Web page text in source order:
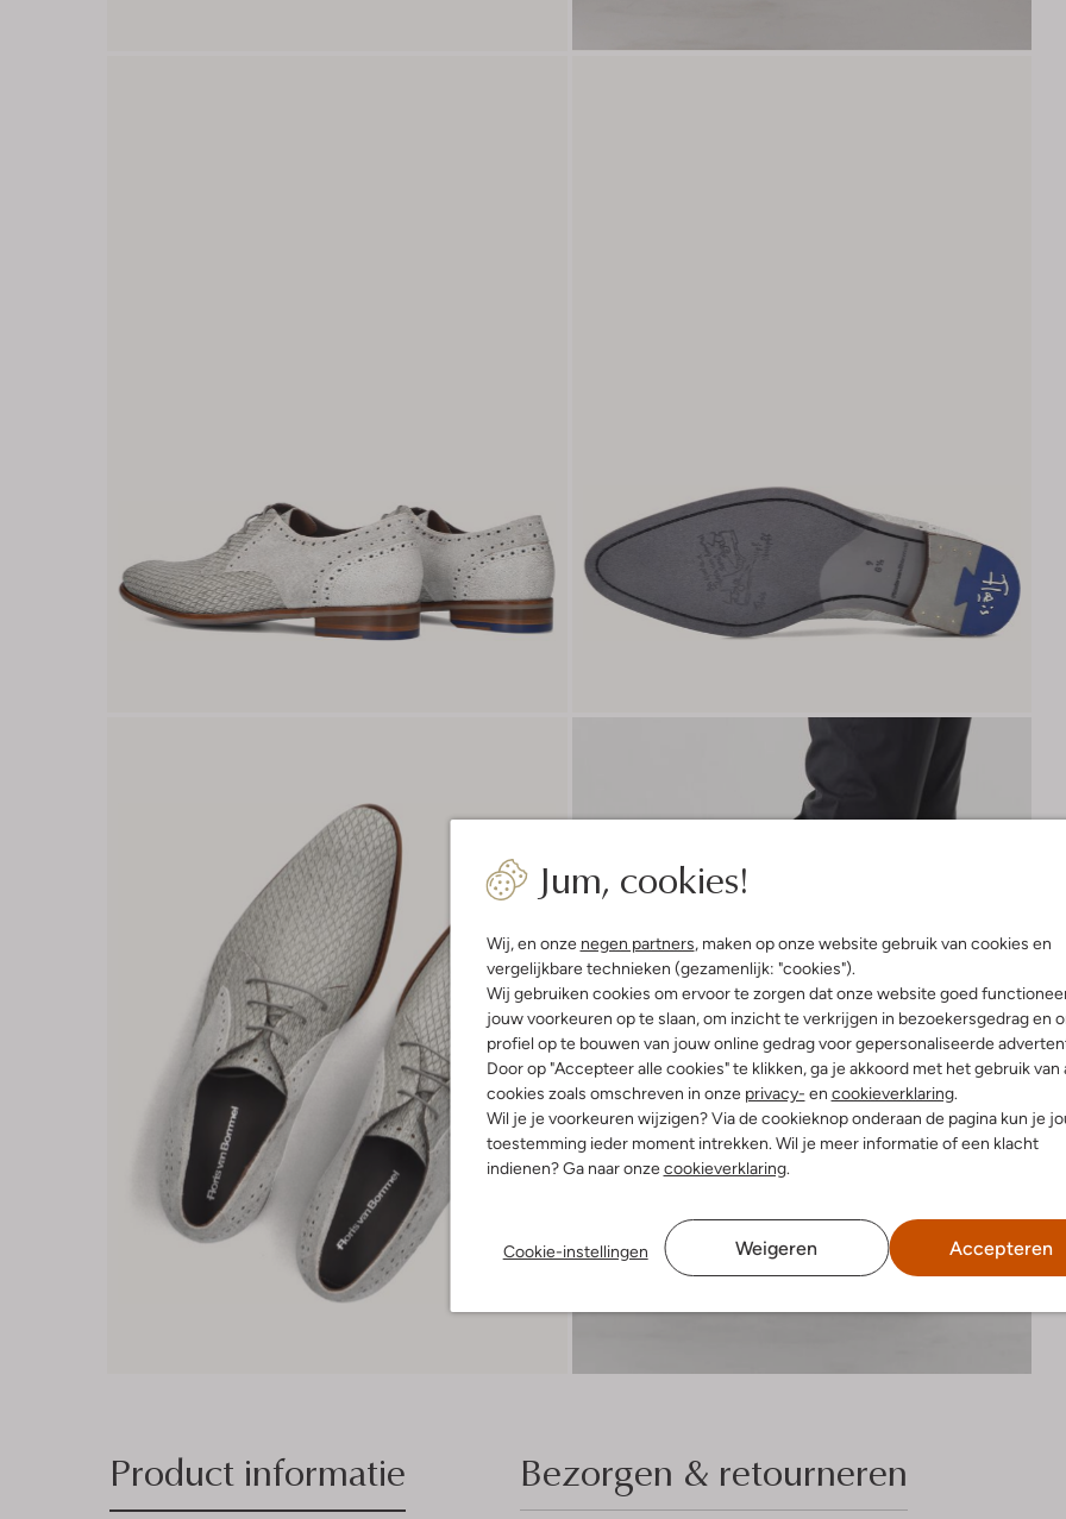
Jum, cookies!
Wij, en onze negen partners, maken op onze website gebruik van cookies en
vergelijkbare technieken (gezamenlijk: "cookies").
Wij gebruiken cookies om ervoor te zorgen dat onze website goed
jouw voorkeuren op te slaan, om inzicht te verkrijgen in bezoekersgedrag en
profiel op te bouwen van jouw online gedrag voor gepersonaliseerde
Door op "Accepteer alle cookies" te klikken, ga je akkoord met het gebruik van
cookies zoals omschreven in onze privacy- en cookieverklaring.
Wil je je voorkeuren wijzigen? Via de cookieknop onderaan de pagina kun je
toestemming ieder moment intrekken. Wil je meer informatie of een klacht
indienen? Ga naar onzecookieverklaring.
Cookie-instellingen Weigeren Accepteren
Product informatie Bezorgen & retourneren